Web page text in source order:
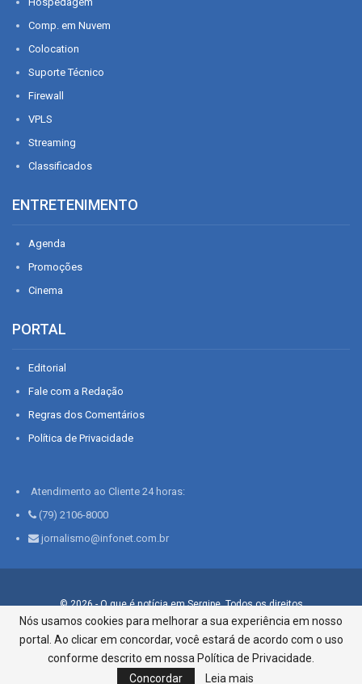
Comp. em Nuvem
Colocation
Suporte Técnico
Firewall
VPLS
Streaming
Classificados
ENTRETENIMENTO
Agenda
Promoções
Cinema
PORTAL
Editorial
Fale com a Redação
Regras dos Comentários
Política de Privacidade
Atendimento ao Cliente 24 horas:
(79) 2106-8000
jornalismo@infonet.com.br
© 2026 - O que é notícia em Sergipe. Todos os direitos
reservados.
Infonet - Rua Monsenhor Silveira 276, Bairro São José |
Aracaju-SE, CEP 49015-030, Fone: 79.2106.8000 - CI Centro de
Informações LTDA
Nós usamos cookies para melhorar a sua experiência em nosso
portal. Ao clicar em concordar, você estará de acordo com o uso
conforme descrito em nossa Política de Privacidade.
Concordar
Leia mais